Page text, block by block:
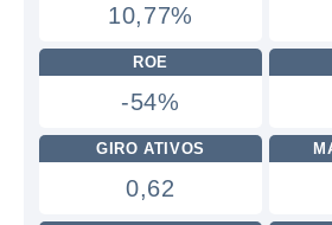
10,77%
ROE
-54%
GIRO ATIVOS
0,62